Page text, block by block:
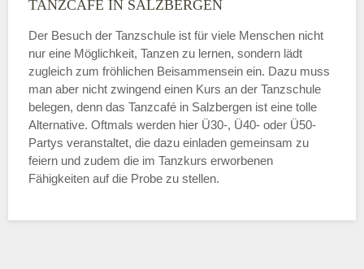
TANZCAFÉ IN SALZBERGEN
Der Besuch der Tanzschule ist für viele Menschen nicht
nur eine Möglichkeit, Tanzen zu lernen, sondern lädt
zugleich zum fröhlichen Beisammensein ein. Dazu muss
man aber nicht zwingend einen Kurs an der Tanzschule
belegen, denn das Tanzcafé in Salzbergen ist eine tolle
Alternative. Oftmals werden hier Ü30-, Ü40- oder Ü50-
Partys veranstaltet, die dazu einladen gemeinsam zu
feiern und zudem die im Tanzkurs erworbenen
Fähigkeiten auf die Probe zu stellen.